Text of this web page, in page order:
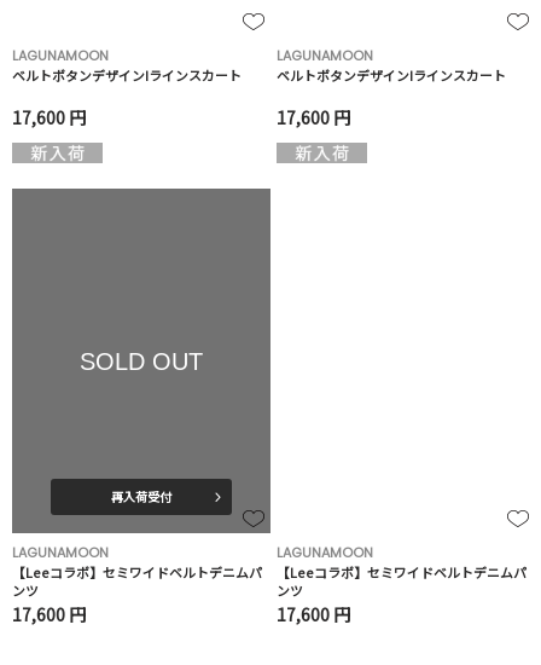
LAGUNAMOON
ベルトボタンデザインIラインスカート
17,600 円
LAGUNAMOON
ベルトボタンデザインIラインスカート
17,600 円
SOLD OUT
再入荷受付
LAGUNAMOON
【Leeコラボ】セミワイドベルトデニムパ
ンツ
17,600 円
LAGUNAMOON
【Leeコラボ】セミワイドベルトデニムパ
ンツ
17,600 円